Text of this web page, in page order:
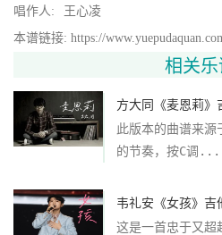
唱作人:
王心凌
本谱链接: https://
相关乐
方大同《麦恩莉
此版本的曲谱来源
的节奏，按C调...
韦礼安《女孩》
这是一首忠于又超